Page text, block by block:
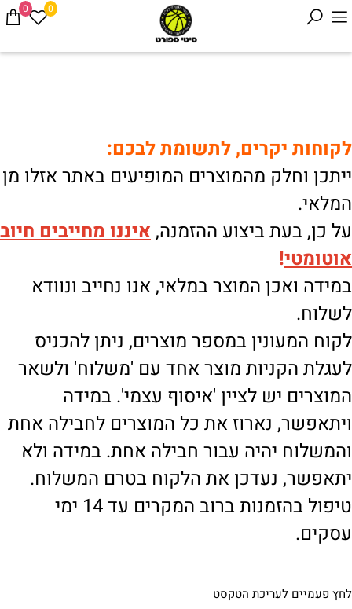
0 0
לקוחות יקרים, לתשומת לבכם:
ייתכן וחלק מהמוצרים המופיעים באתר אזלו מן
המלאי.
על כן, בעת ביצוע ההזמנה, איננו מחייבים חיוב
אוטומטי!
במידה ואכן המוצר במלאי, אנו נחייב ונוודא
לשלוח.
לקוח המעונין במספר מוצרים, ניתן להכניס
לעגלת הקניות מוצר אחד עם 'משלוח' ולשאר
המוצרים יש לציין 'איסוף עצמי'. במידה
ויתאפשר, נארוז את כל המוצרים לחבילה אחת
והמשלוח יהיה עבור חבילה אחת. במידה ולא
יתאפשר, נעדכן את הלקוח בטרם המשלוח.
טיפול בהזמנות ברוב המקרים עד 14 ימי
עסקים.
לחץ פעמיים לעריכת הטקסט